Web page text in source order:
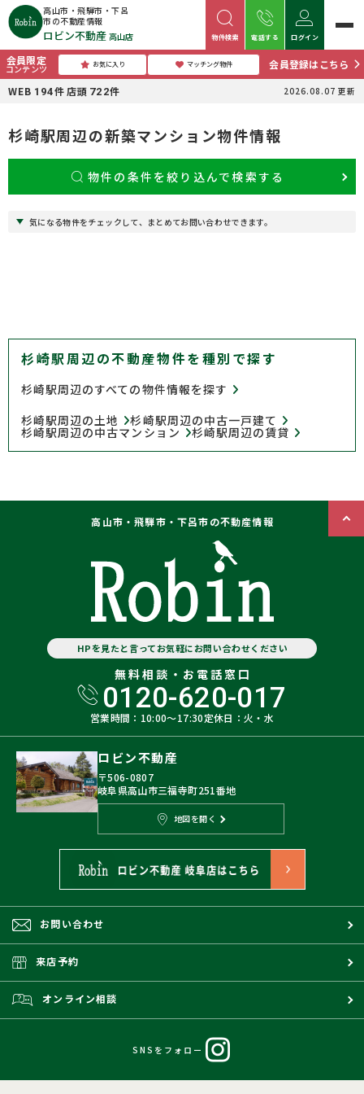
高山市・飛騨市・下呂
市の不動産情報
ロビン不動産 高山店 物件検索 電話する ログイン
会員限定
コンテンツ お気に入り マッチング物件
会員登録はこちら
WEB 194件 店頭 722件 2026.08.07 更新
杉崎駅周辺の新築マンション物件情報
物件の条件を絞り込んで検索する
気になる物件をチェックして、まとめてお問い合わせできます。
杉崎駅周辺の不動産物件を種別で探す
杉崎駅周辺のすべての物件情報を探す
杉崎駅周辺の土地
杉崎駅周辺の中古一戸建て
杉崎駅周辺の中古マンション 杉崎駅周辺の賃貸
高山市・飛騨市・下呂市の不動産情報
HPを見たと言ってお気軽にお問い合わせください
無料相談・お電話窓口
0120-620-017
営業時間：10:00〜17:30定休日：火・水
ロビン不動産
〒506-0807
岐阜県高山市三福寺町251番地
地図を開く
お問い合わせ
来店予約
オンライン相談
SNSをフォロー